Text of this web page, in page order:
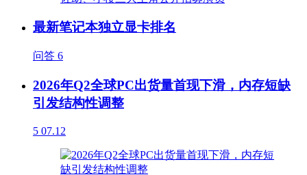
最新笔记本独立显卡排名
问答 6
2026年Q2全球PC出货量首现下滑，内存短缺
引发结构性调整
5 07.12